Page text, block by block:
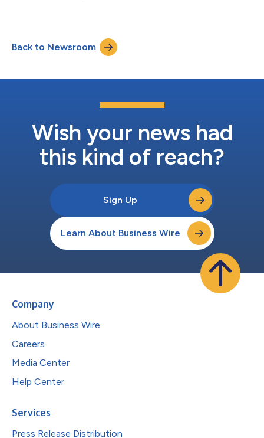
宙航空研究開発機構（JAXA）が公募する宇宙戦略基金の技術開
発テーマ「次世代地球観測衛星に向けた観測機能高度化技術」に
おいて、提案した技術開発課題が採択されたことをお知らせいた
マ名：次世代地球観測衛星に向けた観測機能高度化技術 技術開
収モニタ 代表機関：株式会社アクセルスペース（研究代表者：
久世 暁彦） 連携機関： 明星電気株式会社（研究分担者：村尾
松本 紋子） 株式会社JIJ（研究分担者：牧野 大介） 関連情報：宇
宙戦略基金ウェ...
Back to Newsroom
Wish your news had
this kind of reach?
Sign Up
Learn About Business Wire
Company
About Business Wire
Careers
Media Center
Help Center
Services
Press Release Distribution